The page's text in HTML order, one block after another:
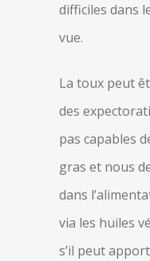
difficiles dans
vue.
La toux peut
des
pas capables
gras et nous
dans
via les huiles
s’il peut